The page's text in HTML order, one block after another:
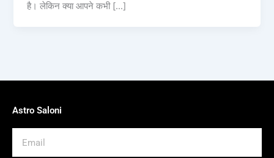
है। लेकिन क्या आपने कभी […]
Astro Saloni